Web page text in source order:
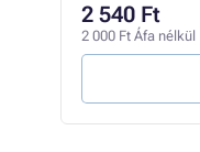
2 540 Ft
2 000 Ft Áfa nélkül